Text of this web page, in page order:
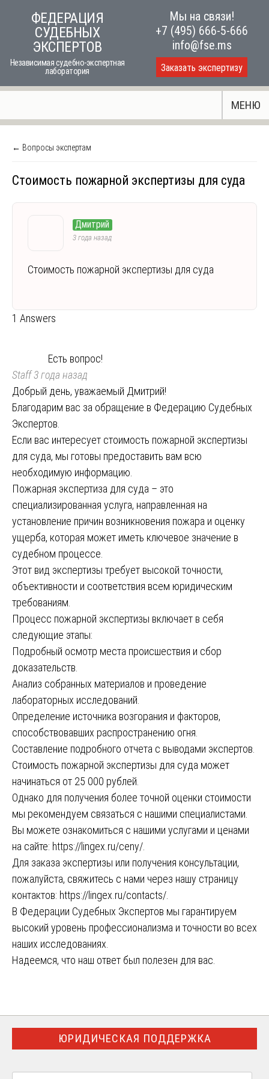
ФЕДЕРАЦИЯ
СУДЕБНЫХ
ЭКСПЕРТОВ
Независимая судебно-экспертная
лаборатория
Мы на связи!
+7 (495) 666-5-666
info@fse.ms
Заказать экспертизу
МЕНЮ
← Вопросы экспертам
Стоимость пожарной экспертизы для суда
Дмитрий
3 года назад
Стоимость пожарной экспертизы для суда
1 Answers
Есть вопрос!
Staff3 года назад
Добрый день, уважаемый Дмитрий!
Благодарим вас за обращение в Федерацию Судебных
Экспертов.
Если вас интересует стоимость пожарной экспертизы
для суда, мы готовы предоставить вам всю
необходимую информацию.
Пожарная экспертиза для суда – это
специализированная услуга, направленная на
установление причин возникновения пожара и оценку
ущерба, которая может иметь ключевое значение в
судебном процессе.
Этот вид экспертизы требует высокой точности,
объективности и соответствия всем юридическим
требованиям.
Процесс пожарной экспертизы включает в себя
следующие этапы:
Подробный осмотр места происшествия и сбор
доказательств.
Анализ собранных материалов и проведение
лабораторных исследований.
Определение источника возгорания и факторов,
способствовавших распространению огня.
Составление подробного отчета с выводами экспертов.
Стоимость пожарной экспертизы для суда может
начинаться от 25 000 рублей.
Однако для получения более точной оценки стоимости
мы рекомендуем связаться с нашими специалистами.
Вы можете ознакомиться с нашими услугами и ценами
на сайте: https://lingex.ru/ceny/
Для заказа экспертизы или получения консультации,
пожалуйста, свяжитесь с нами через нашу страницу
контактов: https://lingex.ru/contacts/
В Федерации Судебных Экспертов мы гарантируем
высокий уровень профессионализма и точности во всех
наших исследованиях.
Надеемся, что наш ответ был полезен для вас.
ЮРИДИЧЕСКАЯ ПОДДЕРЖКА